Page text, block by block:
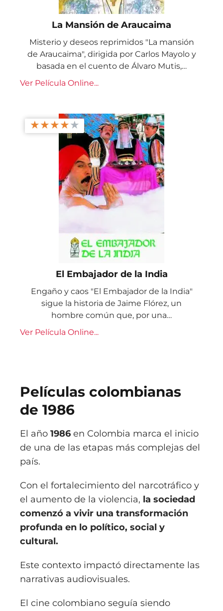
La Mansión de Araucaima
Misterio y deseos reprimidos "La mansión
de Araucaima", dirigida por Carlos Mayolo y
basada en el cuento de Álvaro Mutis,…
Ver Película Online...
★★★★★
El Embajador de la India
Engaño y caos "El Embajador de la India"
sigue la historia de Jaime Flórez, un
hombre común que, por una…
Ver Película Online...
Películas colombianas
de 1986
El año 1986 en Colombia marca el inicio
de una de las etapas más complejas del
país.
Con el fortalecimiento del narcotráfico y
el aumento de la violencia, la sociedad
comenzó a vivir una transformación
profunda en lo político, social y
cultural.
Este contexto impactó directamente las
narrativas audiovisuales.
El cine colombiano seguía siendo